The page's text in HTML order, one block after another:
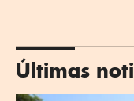
Últimas